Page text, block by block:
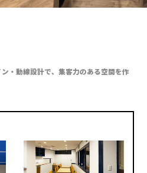
・動線設計で、集客力のある空間を作